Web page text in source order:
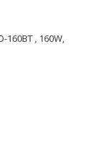
, 160W,